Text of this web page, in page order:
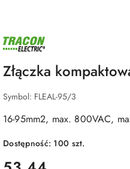
NAZWA
PRODUCENTA:
ELECTRIC
Złączka
Symbol: FLEAL-95/3
16-95mm2, max. 800VAC,
Dostępność: 100 szt.